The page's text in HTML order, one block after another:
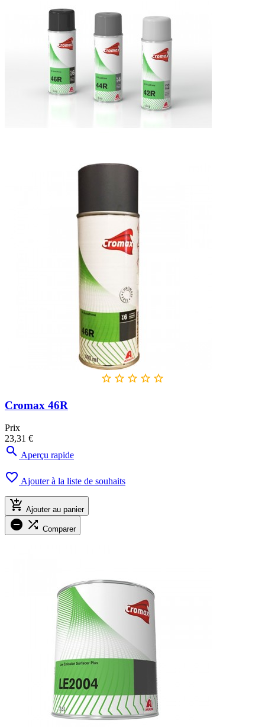
    
Cromax 46R
Prix
23,31 €
 Aperçu rapide
 Ajouter à la liste de souhaits
 Ajouter au panier
  Comparer